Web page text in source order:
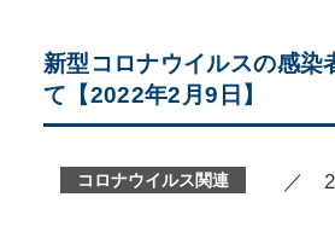
新型コロナウイルスの感染
て【2022年2月9日】
コロナウイルス関連 ／